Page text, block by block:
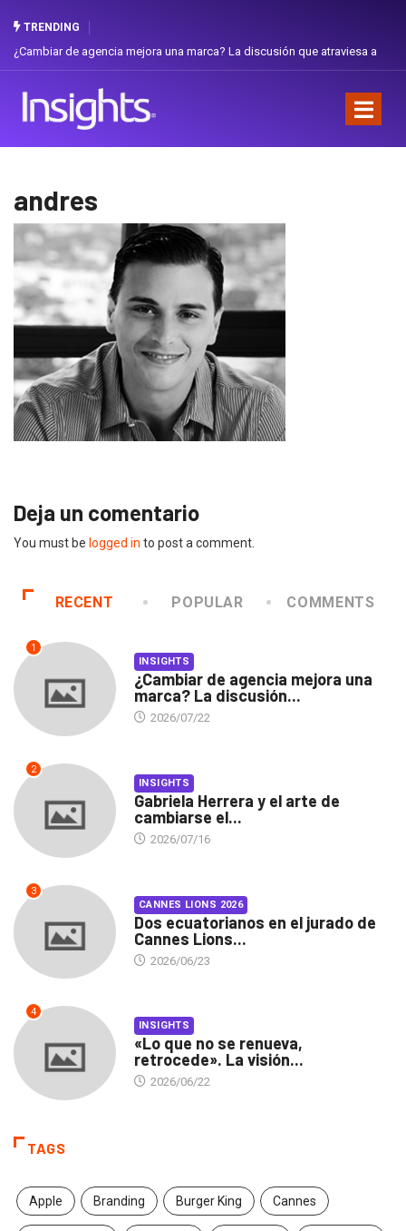
TRENDING
¿Cambiar de agencia mejora una marca? La discusión que atraviesa a
andres
Deja un comentario
You must be logged in to post a comment.
RECENT POPULAR COMMENTS
1
INSIGHTS
¿Cambiar de agencia mejora una
marca? La discusión...
2026/07/22
2
INSIGHTS
Gabriela Herrera y el arte de
cambiarse el...
2026/07/16
3
CANNES LIONS 2026
Dos ecuatorianos en el jurado de
Cannes Lions...
2026/06/23
4
INSIGHTS
«Lo que no se renueva,
retrocede». La visión...
2026/06/22
TAGS
Apple Branding Burger King Cannes